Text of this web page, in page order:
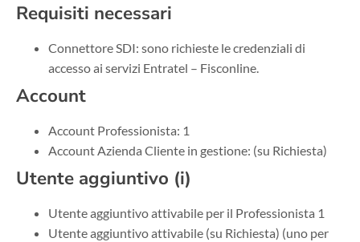
Requisiti necessari
Connettore SDI: sono richieste le credenziali di
accesso ai servizi Entratel – Fisconline.
Account
Account Professionista: 1
Account Azienda Cliente in gestione: (su Richiesta)
Utente aggiuntivo (i)
Utente aggiuntivo attivabile per il Professionista 1
Utente aggiuntivo attivabile (su Richiesta) (uno per